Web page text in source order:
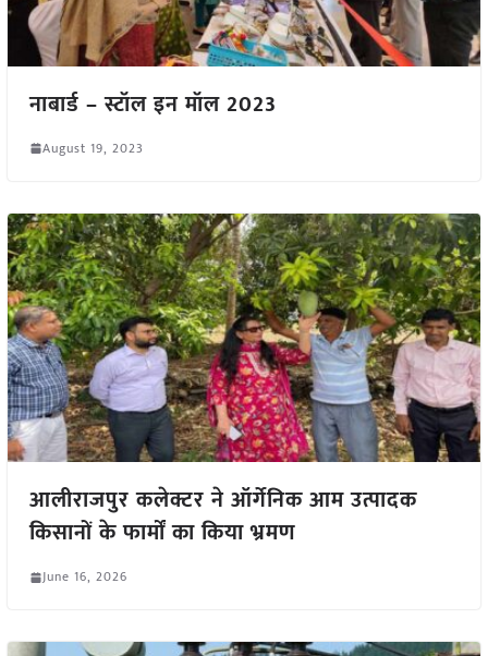
नाबार्ड – स्टॉल इन मॉल 2023
August 19, 2023
आलीराजपुर कलेक्टर ने ऑर्गेनिक आम उत्पादक
किसानों के फार्मों का किया भ्रमण
June 16, 2026